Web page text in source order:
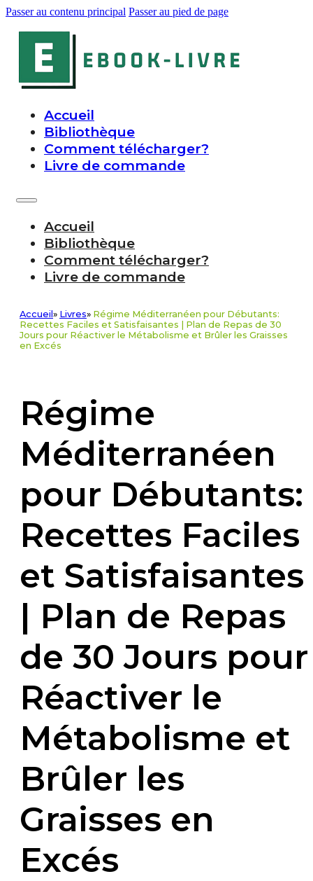
Passer au contenu principal Passer au pied de page
Accueil
Bibliothèque
Comment télécharger?
Livre de commande
Accueil
Bibliothèque
Comment télécharger?
Livre de commande
Accueil » Livres» Régime Méditerranéen pour Débutants:
Recettes Faciles et Satisfaisantes | Plan de Repas de 30
Jours pour Réactiver le Métabolisme et Brûler les Graisses
en Excés
Régime
Méditerranéen
pour Débutants:
Recettes Faciles
et Satisfaisantes
| Plan de Repas
de 30 Jours pour
Réactiver le
Métabolisme et
Brûler les
Graisses en
Excés